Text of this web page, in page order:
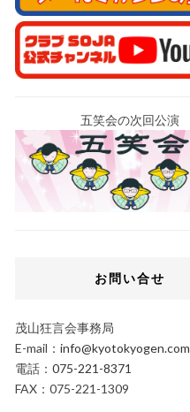
五笑会の次回公演
お問い合せ
茂山狂言会事務局
E-mail： info@kyotokyogen.com
電話： 075-221-8371
FAX：075-221-1309